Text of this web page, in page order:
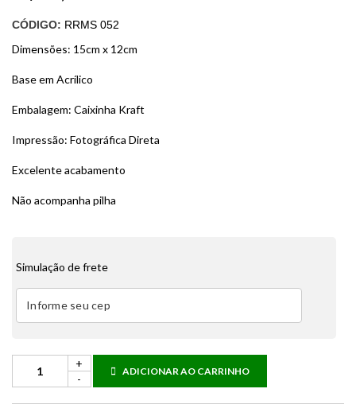
CÓDIGO: RRMS 052
Dimensões: 15cm x 12cm
Base em Acrílico
Embalagem: Caixinha Kraft
Impressão: Fotográfica Direta
Excelente acabamento
Não acompanha pilha
Simulação de frete
ADICIONAR AO CARRINHO